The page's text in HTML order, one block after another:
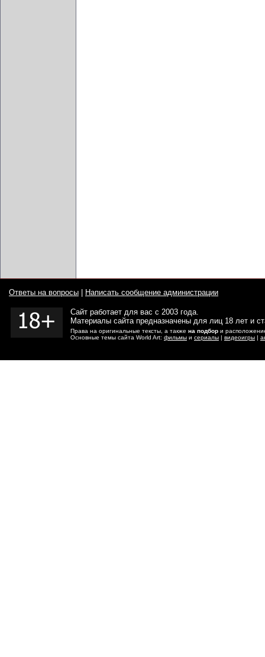
Ответы на вопросы Написать сообщение администрации
Сайт работает для вас с 2003 года.
Материалы сайта предназначены для лиц 18 лет и
Права на оригинальные тексты, а также на подбор и
Основные темы сайта World Art: фильмы и сериалы | видеоигры |